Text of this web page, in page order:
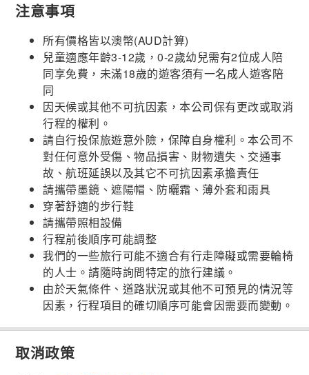
注意事項
所有價格皆以澳幣(AUD計算)
兒童適應年齡3-12歲，0-2歲幼兒需有2位成人陪
同享免費，未滿18歲的遊客須有一名成人遊客陪
同
因天候或其他不可抗因素，本公司保有更改或取消
行程的權利。
請自行投保旅遊意外險，保障自身權利。本公司不
對任何意外受傷、物品損害、財物遺失、交通事
故、航班延誤以及其它不可抗因素承擔責任
請攜帶墨鏡、遮陽帽、防曬霜、薄外套和雨具
穿著舒適的步行鞋
請攜帶照相設備
行程前後順序可能調整
我們的一些旅行可能不適合有行走障礙或需要輪椅
的人士。請隨時詢問特定的旅行建議。
由於天氣條件、道路狀況或其他不可預見的情況等
因素，行程項目的確切順序可能會因需要而變動。
取消政策